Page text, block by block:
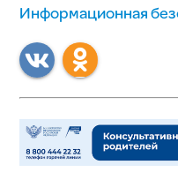
Информационная